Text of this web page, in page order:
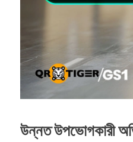
উন্নত উপভোগকারী